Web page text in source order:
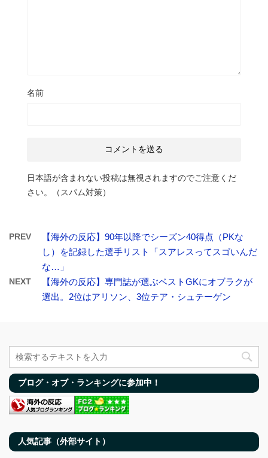
名前
日本語が含まれない投稿は無視されますのでご注意くだ
さい。（スパム対策）
PREV
【海外の反応】90年以降でシーズン40得点（PKな
し）を記録した選手リスト「スアレスってスゴいんだ
な…」
NEXT
【海外の反応】専門誌が選ぶベストGKにオブラクが
選出。2位はアリソン、3位テア・シュテーゲン
ブログ・オブ・ランキングに参加中！
人気記事（外部サイト）